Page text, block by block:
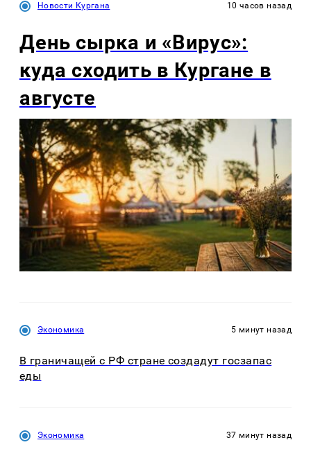
Новости Кургана 10 часов назад
День сырка и «Вирус»:
куда сходить в Кургане в
августе
Экономика 5 минут назад
В граничащей с РФ стране создадут госзапас
еды
Экономика 37 минут назад